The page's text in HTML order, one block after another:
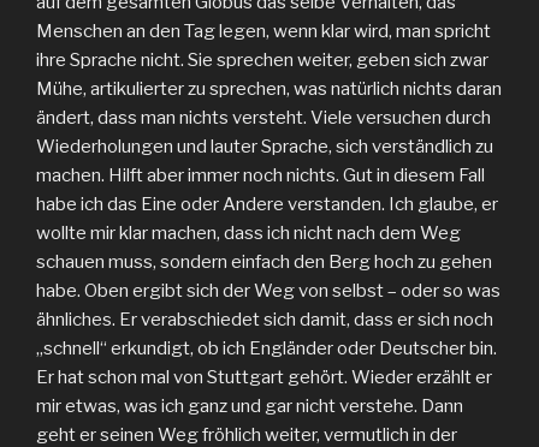
Menschen an den Tag legen, wenn klar wird, man spricht
ihre Sprache nicht. Sie sprechen weiter, geben sich zwar
Mühe, artikulierter zu sprechen, was natürlich nichts daran
ändert, dass man nichts versteht. Viele versuchen durch
Wiederholungen und lauter Sprache, sich verständlich zu
machen. Hilft aber immer noch nichts. Gut in diesem Fall
habe ich das Eine oder Andere verstanden. Ich glaube, er
wollte mir klar machen, dass ich nicht nach dem Weg
schauen muss, sondern einfach den Berg hoch zu gehen
habe. Oben ergibt sich der Weg von selbst – oder so was
ähnliches. Er verabschiedet sich damit, dass er sich noch
„schnell“ erkundigt, ob ich Engländer oder Deutscher bin.
Er hat schon mal von Stuttgart gehört. Wieder erzählt er
mir etwas, was ich ganz und gar nicht verstehe. Dann
geht er seinen Weg fröhlich weiter, vermutlich in der